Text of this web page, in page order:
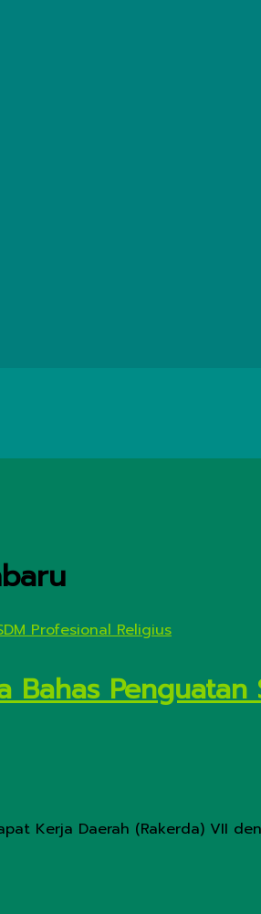
Bahas
Kerja Daerah (Rakerda) VII